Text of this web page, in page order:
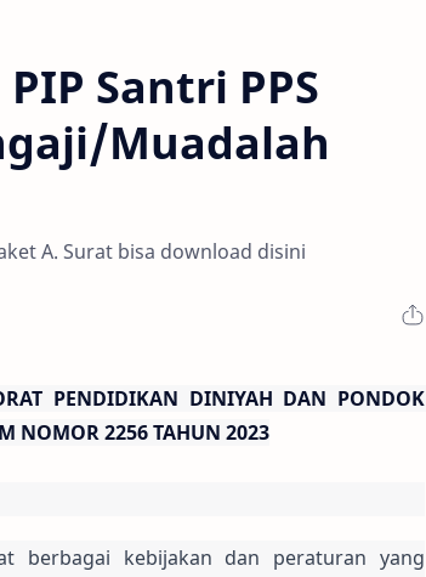
Santri PPS
Muadalah
A. Surat bisa download disini
PENDIDIKAN DINIYAH DAN PONDOK
NOMOR 2256 TAHUN 2023
berbagai kebijakan dan peraturan yang